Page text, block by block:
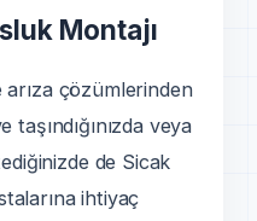
Montajı
arıza çözümlerinden
veya
de Sicak
ihtiyaç